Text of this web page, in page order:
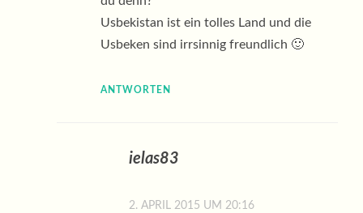
Usbekistan ist ein tolles Land und die
Usbeken sind irrsinnig freundlich 🙂
ANTWORTEN
ielas83
2. APRIL 2015 UM 20:16